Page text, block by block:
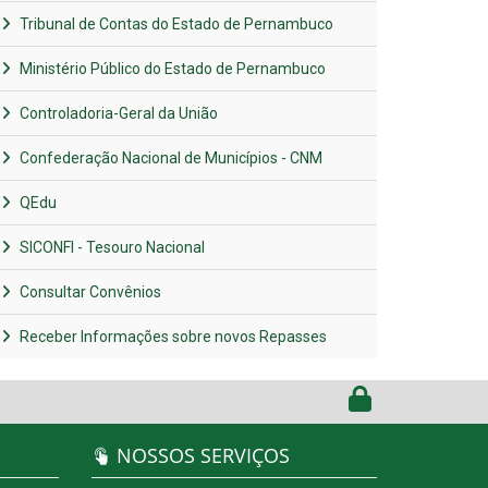
Tribunal de Contas do Estado de Pernambuco
Ministério Público do Estado de Pernambuco
Controladoria-Geral da União
Confederação Nacional de Municípios - CNM
QEdu
SICONFI - Tesouro Nacional
Consultar Convênios
Receber Informações sobre novos Repasses
NOSSOS SERVIÇOS